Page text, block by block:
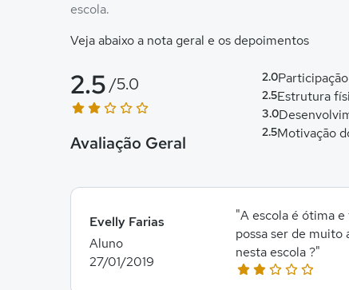
escola.
Veja abaixo a nota geral e os depoimentos
Avaliação Geral
2.5 /5.0 2.0
2.5Estrutura
3.0
2.5Motivação
Evelly Farias
Aluno
27/01/2019
"A escola é ótima
possa ser de
nesta escola ?"